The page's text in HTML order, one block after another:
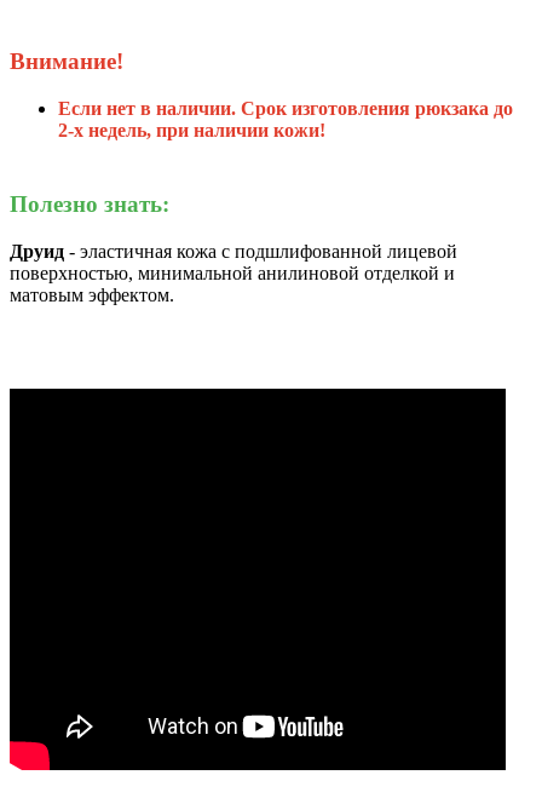
Внимание!
Если нет в наличии. Срок изготовления рюкзака до
2-х недель, при наличии кожи!
Полезно знать:
Друид - эластичная кожа с подшлифованной лицевой
поверхностью, минимальной анилиновой отделкой и
матовым эффектом.